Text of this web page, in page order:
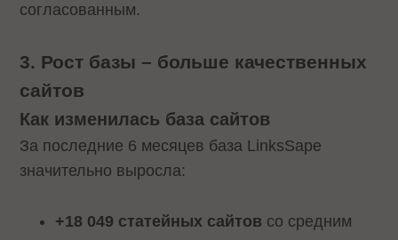
согласованным.
3. Рост базы – больше качественных
сайтов
Как изменилась база сайтов
За последние 6 месяцев база LinksSape
значительно выросла:
+18 049 статейных сайтов со средним